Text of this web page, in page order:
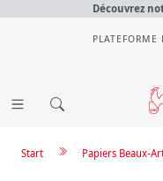
Découvrez
Papiers Beaux-
Start